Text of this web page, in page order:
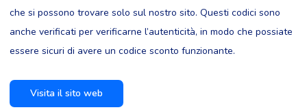
che si possono trovare solo sul nostro sito. Questi codici sono
anche verificati per verificarne l’autenticità, in modo che possiate
essere sicuri di avere un codice sconto funzionante.
Visita il sito web